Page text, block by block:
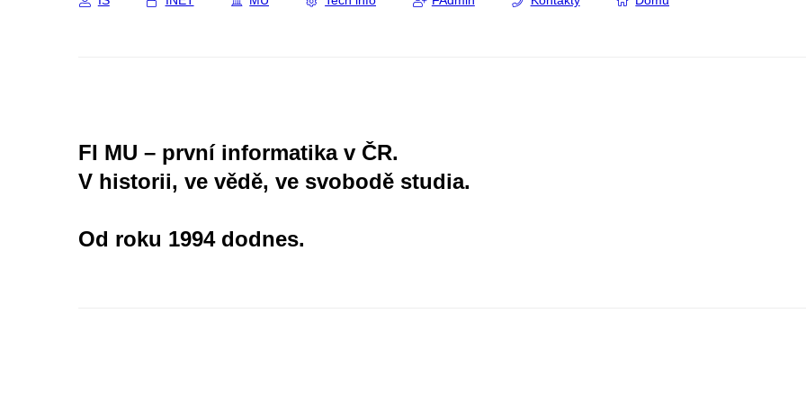
FI MU – první informatika v ČR.
V historii, ve vědě, ve svobodě studia.
Od roku 1994 dodnes.